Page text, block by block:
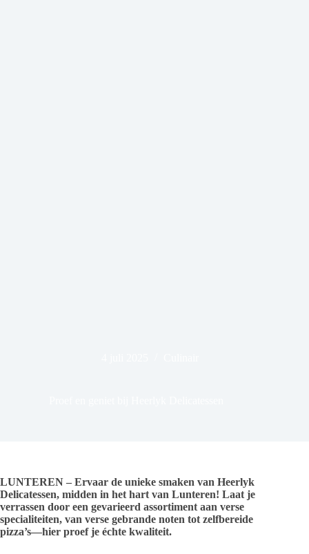
LUNTEREN – Ervaar de unieke smaken van Heerlyk
Delicatessen, midden in het hart van Lunteren! Laat je
verrassen door een gevarieerd assortiment aan verse
specialiteiten, van verse gebrande noten tot zelfbereide
pizza’s—hier proef je échte kwaliteit.